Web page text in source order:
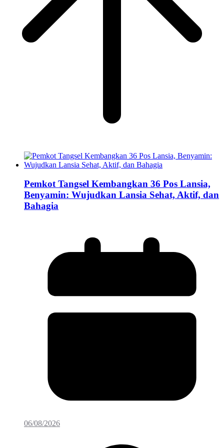
Pemkot Tangsel Kembangkan 36 Pos Lansia,
Benyamin: Wujudkan Lansia Sehat, Aktif, dan
Bahagia
06/08/2026